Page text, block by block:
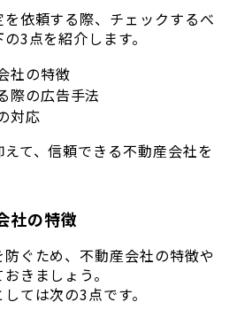
依頼する際、チェックするべ
3点を紹介します。
社の特徴
際の広告手法
対応
て、信頼できる不動産会社を
社の特徴
ぐため、不動産会社の特徴や
きましょう。
ては次の3点です。